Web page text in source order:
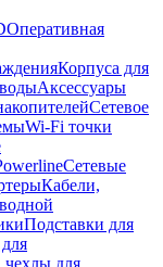
Оперативная
Корпуса для
Аксессуары
Сетевое
Wi-Fi точки
Сетевые
Кабели,
Подставки для
для